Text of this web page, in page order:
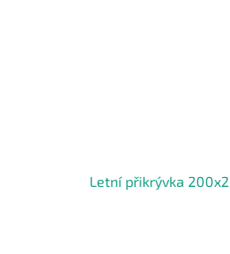
Letní přikrývka